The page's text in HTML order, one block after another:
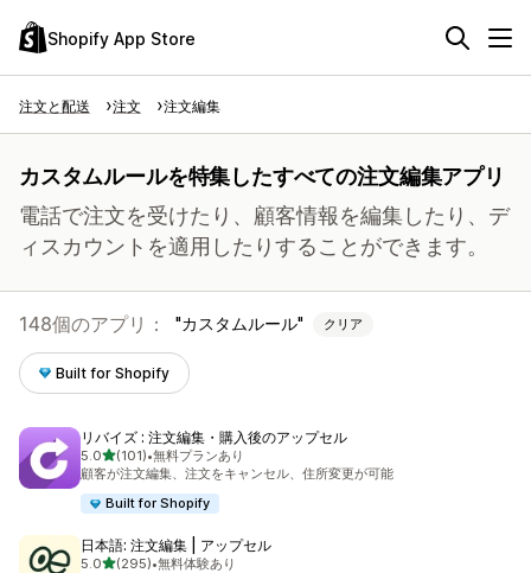
Shopify App Store
注文と配送 注文 注文編集
カスタムルールを特集したすべての注文編集アプリ
電話で注文を受けたり、顧客情報を編集したり、デ
ィスカウントを適用したりすることができます。
148個のアプリ： カスタムルール クリア
Built for Shopify
リバイズ : 注文編集・購入後のアップセル
5.05つ星中
(101)
合計レビュー数：101件
•無料プランあり
顧客が注文編集、注文をキャンセル、住所変更が可能
Built for Shopify
日本語: 注文編集 | アップセル
5.05つ星中
(295)•無料体験あり